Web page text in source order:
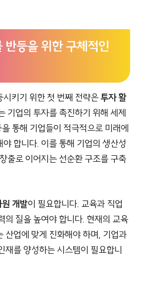
반등을 위한 구체적인
시키기 위한 첫 번째 전략은투자 활
기업의 투자를 촉진하기 위해 세제
통해 기업들이 적극적으로 미래에
합니다. 이를 통해 기업의 생산성
출로 이어지는 선순환 구조를 구축
개발이 필요합니다. 교육과 직업
의 질을 높여야 합니다. 현재의 교육
산업에 맞게 진화해야 하며, 기업과
재를 양성하는 시스템이 필요합니